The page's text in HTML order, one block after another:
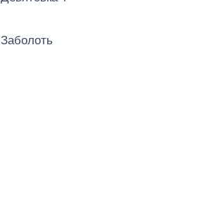
Заболоть